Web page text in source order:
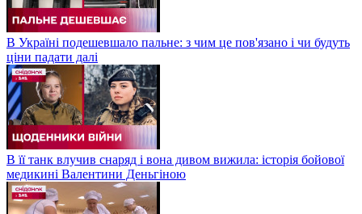
В Україні подешевшало пальне: з чим це пов'язано і чи будуть
ціни падати далі
В її танк влучив снаряд і вона дивом вижила: історія бойової
медикині Валентини Деньгіною